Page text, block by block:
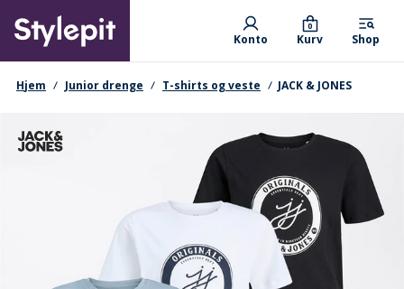
main
content
Primary departments
Konto Kurv
0
Shop
navigationssti
Hjem Junior drenge T-shirts og veste JACK & JONES